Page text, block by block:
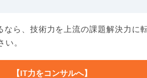
ら、技術力を上流の課題解決力に
い。
【IT力をコンサルへ】